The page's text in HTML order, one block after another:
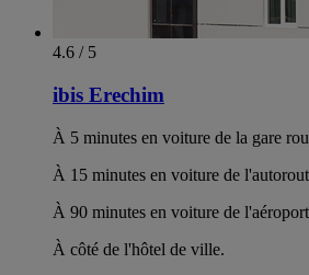
4.6 / 5
ibis Erechim
À 5 minutes en voiture de la gare
À 15 minutes en voiture de
À 90 minutes en voiture de
À côté de l'hôtel de ville.